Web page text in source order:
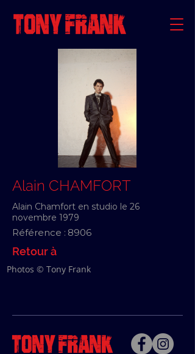
Alain CHAMFORT
Alain Chamfort en studio le 26
novembre 1979
Référence : 8906
Retour à
Photos © Tony Frank